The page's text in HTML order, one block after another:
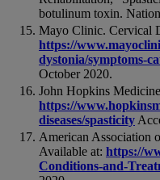
botulinum toxin.
Mayo Clinic. Cervical
https://
dystonia/symptoms-
October 2020.
John Hopkins
https://
diseases/spasticity
American Association
Available at: https://
Conditions-and-